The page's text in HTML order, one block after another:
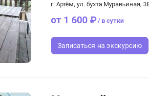
г. Артём, ул. бухта Муравьиная,
от 1 600 ₽/ в сутки
Записаться на экскурсию